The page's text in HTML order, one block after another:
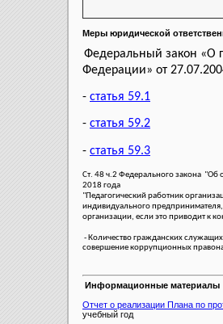
Меры юридической
Федеральный закон «О
Федерации» от
- статья 59.1
- статья 59.2
- статья 59.3
Ст. 48 ч.2 Федерального закона "Об
2018 года
"Педагогический работник
индивидуального
организации, если это приводит к
- Количество гражданских
совершение коррупционных
Информационные материалы
Отчет о реализации Плана по
учебный год